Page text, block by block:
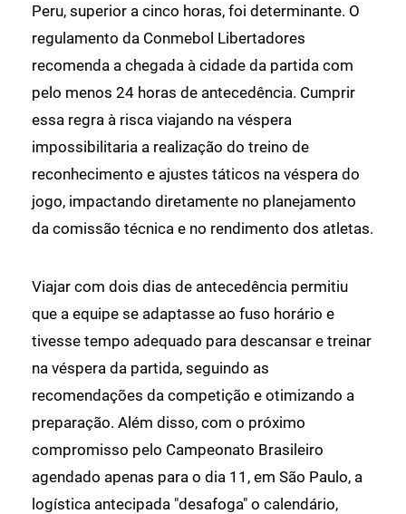
Peru, superior a cinco horas, foi determinante. O
regulamento da Conmebol Libertadores
recomenda a chegada à cidade da partida com
pelo menos 24 horas de antecedência. Cumprir
essa regra à risca viajando na véspera
impossibilitaria a realização do treino de
reconhecimento e ajustes táticos na véspera do
jogo, impactando diretamente no planejamento
da comissão técnica e no rendimento dos atletas.
Viajar com dois dias de antecedência permitiu
que a equipe se adaptasse ao fuso horário e
tivesse tempo adequado para descansar e treinar
na véspera da partida, seguindo as
recomendações da competição e otimizando a
preparação. Além disso, com o próximo
compromisso pelo Campeonato Brasileiro
agendado apenas para o dia 11, em São Paulo, a
logística antecipada "desafoga" o calendário,